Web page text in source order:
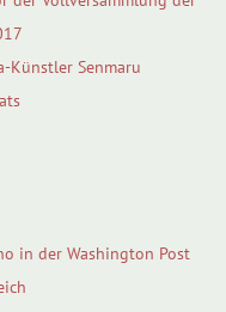
Künstler Senmaru
in der Washington Post